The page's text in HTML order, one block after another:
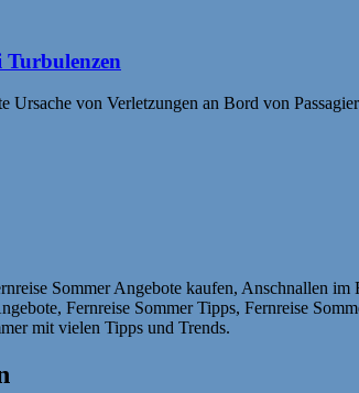
von Verletzungen an Bord von
Sommer Angebote kaufen, Anschnallen
Fernreise Sommer Tipps, Fernreise
mit vielen Tipps und Trends.